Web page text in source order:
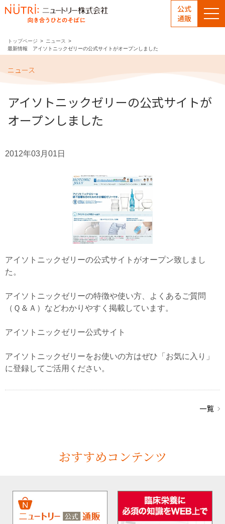
公式
通販
トップページ
ニュース
最新情報 アイソトニックゼリーの公式サイトがオープンしました
ニュース
アイソトニックゼリーの公式サイトが
オープンしました
2012年03月01日
アイソトニックゼリーの公式サイトがオープン致しまし
た。
アイソトニックゼリーの特徴や使い方、よくあるご質問
（Ｑ＆Ａ）などわかりやすく掲載しています。
アイソトニックゼリー公式サイト
アイソトニックゼリーをお使いの方はぜひ「お気に入り」
に登録してご活用ください。
おすすめコンテンツ